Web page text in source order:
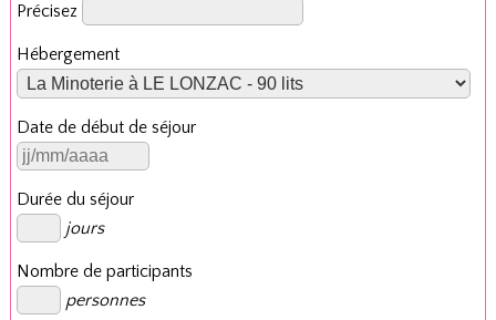
Précisez
Hébergement
Date de début de séjour
Durée du séjour
jours
Nombre de participants
personnes